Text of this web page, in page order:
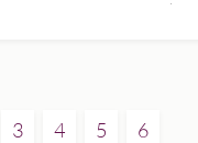
3 4 5 6